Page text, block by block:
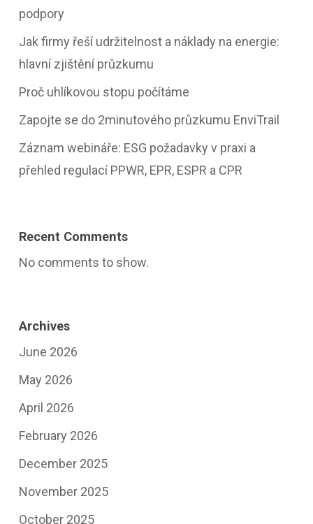
podpory
Jak firmy řeší udržitelnost a náklady na energie:
hlavní zjištění průzkumu
Proč uhlíkovou stopu počítáme
Zapojte se do 2minutového průzkumu EnviTrail
Záznam webináře: ESG požadavky v praxi a
přehled regulací PPWR, EPR, ESPR a CPR
Recent Comments
No comments to show.
Archives
June 2026
May 2026
April 2026
February 2026
December 2025
November 2025
October 2025